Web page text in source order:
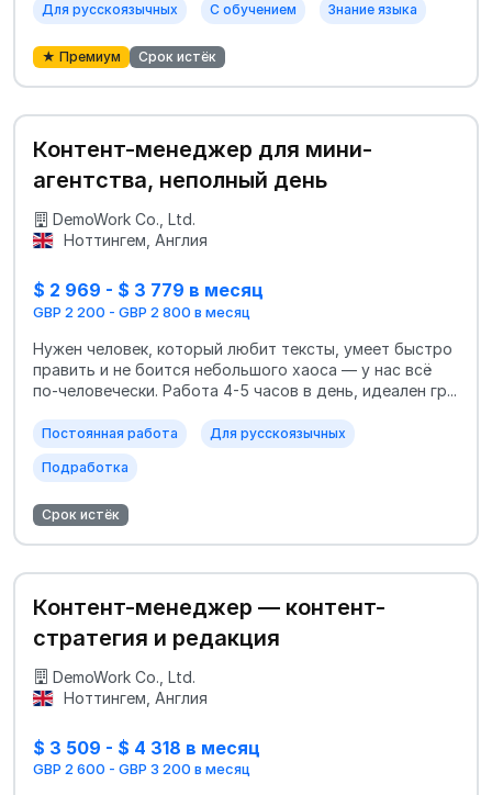
Для русскоязычных С обучением Знание языка
★ Премиум Срок истёк
Контент-менеджер для мини-
агентства, неполный день
DemoWork Co., Ltd.
Ноттингем, Англия
$ 2 969 - $ 3 779 в месяц
GBP 2 200 - GBP 2 800 в месяц
Нужен человек, который любит тексты, умеет быстро
править и не боится небольшого хаоса — у нас всё
по-человечески. Работа 4-5 часов в день, идеален гр...
Постоянная работа Для русскоязычных
Подработка
Срок истёк
Контент-менеджер — контент-
стратегия и редакция
DemoWork Co., Ltd.
Ноттингем, Англия
$ 3 509 - $ 4 318 в месяц
GBP 2 600 - GBP 3 200 в месяц